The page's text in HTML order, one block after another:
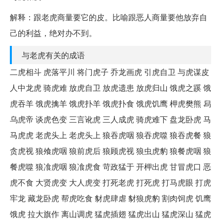
解释：跟老虎商量要它的皮。比喻跟恶人商量要他放弃自
己的利益，绝对办不到。
与老虎有关的成语
二虎相斗 虎落平川 将门虎子 乔龙画虎 引虎自卫 与虎谋皮
人中龙虎 骑虎难 放虎自卫 放虎遗患 放虎归山 饿虎之蹊 饿
虎吞羊 饿虎擒羊 饿虎扑羊 饿虎扑食 饿虎饥鹰 柙虎樊熊 舄
乌虎帝 谈虎色变 三言讹虎 三人成虎 骑虎难下 盘龙卧虎 马
马虎虎 老虎头上 老虎头上 狼吞虎咽 狼吞虎噬 狼吞虎餐 狼
贪虎视 狼飧虎咽 狼前虎后 狼顾虎视 狼虫虎豹 狼餐虎咽 狼
餐虎噬 狼飡虎咽 狼飡虎食 苛政猛于 开柙出虎 甘冒虎口 恶
虎不食 大贤虎变 大人虎变 打死老虎 打死虎 打马虎眼 打虎
牢龙 藏龙卧虎 帮虎吃食 豺虎肆虐 豺狼虎豹 割肉饲虎 饥鹰
饿虎 拉大旗作 离山调虎 猛虎插翅 猛虎出山 猛虎深山 猛虎